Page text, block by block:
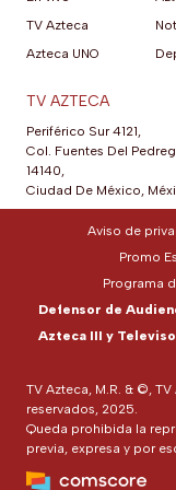
TV Azteca
Azteca UNO
TV AZTECA
Periférico Sur 4121,
Col. Fuentes Del
14140,
Ciudad De México,
TV Azteca, M.R. & ©,
reservados, 2025.
Queda prohibida la
previa, expresa y por
Aviso de
Promo
Programa
Defensor de
Azteca III y